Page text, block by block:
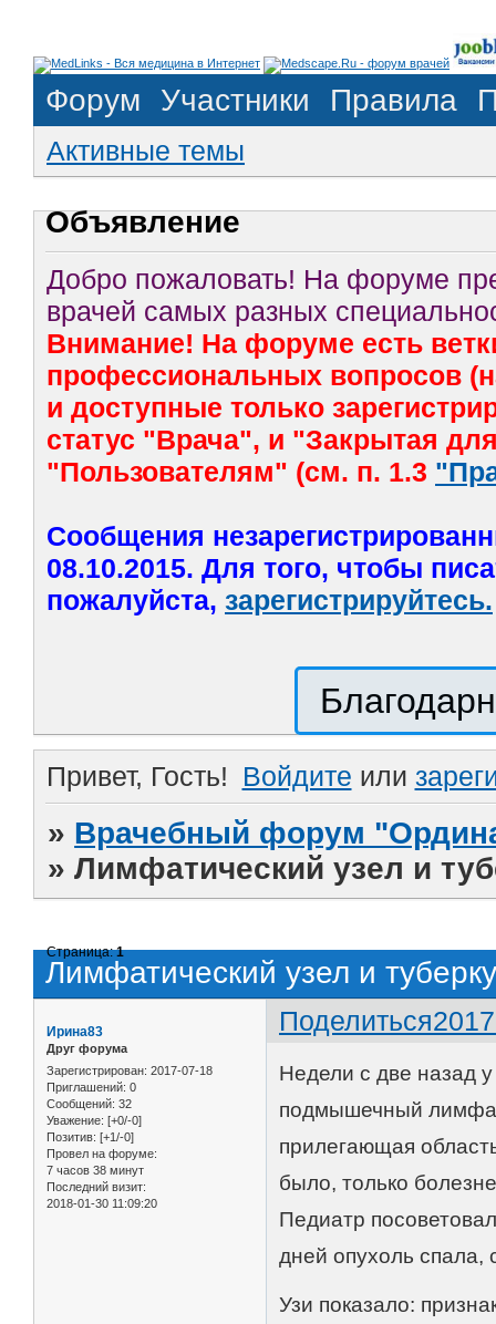
Форум Участники Правила
Активные темы
Объявление
Добро пожаловать! На форуме
врачей самых разных
Внимание! На форуме есть
профессиональных вопросов
и доступные только
статус "Врача", и "Закрытая
"Пользователям" (см. п. 1.3
Сообщения
08.10.2015. Для того, чтобы
пожалуйста, зарегистрируйтесь.
Привет, Гость! Войдите или
» Врачебный форум
»Лимфатический узел и
Лимфатический узел и
Страница:1
Поделиться
Ирина83
Друг форума
Зарегистрирован: 2017-07-18
Приглашений: 0
Сообщений: 32
Уважение: [+0/-0]
Позитив: [+1/-0]
Провел на форуме:
7 часов 38 минут
Последний визит:
2018-01-30 11:09:20
Недели с две назад
подмышечный
прилегающая
было, только
Педиатр
дней опухоль
Узи показало: